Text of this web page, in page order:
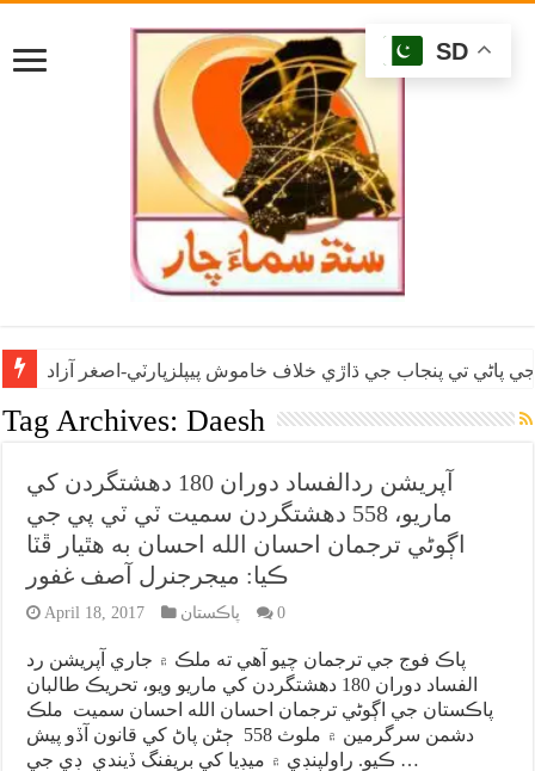
پاڻي تي پنجاب جي ڌاڙي خلاف خاموش پيپلزپارٽي-اصغر آزاد
Tag Archives:Daesh
آپريشن ردالفساد دوران 180 دهشتگردن کي
ماريو، 558 دهشتگردن سميت ٽي ٽي پي جي
اڳوڻي ترجمان احسان الله احسان به هٿيار ڦٽا
ڪيا: ميجرجنرل آصف غفور
April 18, 2017 پاڪستان 0
پاڪ فوج جي ترجمان چيو آهي ته ملڪ ۾ جاري آپريشن رد
الفساد دوران 180 دهشتگردن کي ماريو ويو، تحريڪ طالبان
پاڪستان جي اڳوڻي ترجمان احسان الله احسان سميت ملڪ
دشمن سرگرمين ۾ ملوث 558 ڄڻن پاڻ کي قانون آڏو پيش
ڪيو. راولپنڊي ۾ ميڊيا کي بريفنگ ڏيندي ڊي جي …
SD